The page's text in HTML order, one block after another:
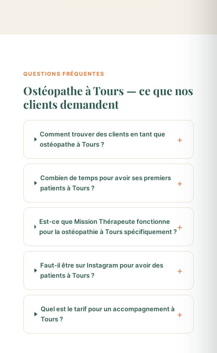
QUESTIONS FRÉQUENTES
Ostéopathe à Tours — ce que nos
clients demandent
Comment trouver des clients en tant que
ostéopathe à Tours ?
Combien de temps pour avoir ses premiers
patients à Tours ?
Est-ce que Mission Thérapeute fonctionne
pour la ostéopathie à Tours spécifiquement ?
Faut-il être sur Instagram pour avoir des
patients à Tours ?
Quel est le tarif pour un accompagnement à
Tours ?